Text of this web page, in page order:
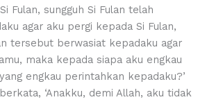
Fulan, sungguh Si Fulan telah
agar aku pergi kepada Si Fulan,
tersebut berwasiat kepadaku agar
maka kepada siapa aku engkau
engkau perintahkan kepadaku?’
‘Anakku, demi Allah, aku tidak